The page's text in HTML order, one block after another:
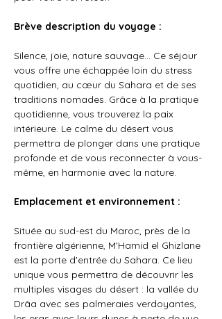
Brève description du voyage :
Silence, joie, nature sauvage… Ce séjour
vous offre une échappée loin du stress
quotidien, au cœur du Sahara et de ses
traditions nomades. Grâce à la pratique
quotidienne, vous trouverez la paix
intérieure. Le calme du désert vous
permettra de plonger dans une pratique
profonde et de vous reconnecter à vous-
même, en harmonie avec la nature.
Emplacement et environnement :
Située au sud-est du Maroc, près de la
frontière algérienne, M'Hamid el Ghizlane
est la porte d'entrée du Sahara. Ce lieu
unique vous permettra de découvrir les
multiples visages du désert : la vallée du
Drâa avec ses palmeraies verdoyantes,